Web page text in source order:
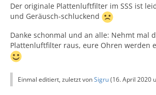
Der originale Plattenluftfilter im SSS ist
und Geräusch-schluckend
Danke schonmal und an alle: Nehmt mal
Plattenluftfilter raus, eure Ohren werden
Einmal editiert, zuletzt vonSigru(16. April 2020